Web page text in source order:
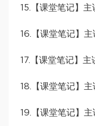
15.【课堂笔记】
16.【课堂笔记】
17.【课堂笔记】
18.【课堂笔记】
19.【课堂笔记】